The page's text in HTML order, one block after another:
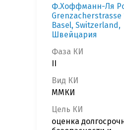
Ф.Хоффманн-Ля
Grenzacherstrasse
Basel, Switzerland,
Швейцария
Фаза КИ
Вид КИ
ММКИ
Цель КИ
оценка